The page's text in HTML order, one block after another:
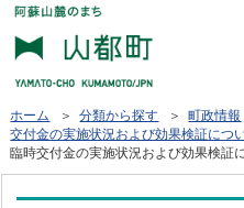
ホーム ＞分類から探す ＞町政情報
交付金の実施状況および効果検証につ
臨時交付金の実施状況および効果検証